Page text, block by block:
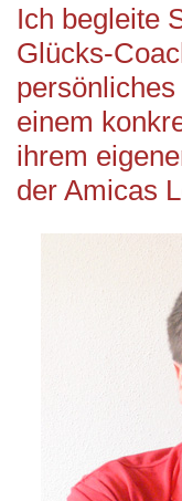
Ich begleite
Glücks-
einem
ihrem
der Amicas